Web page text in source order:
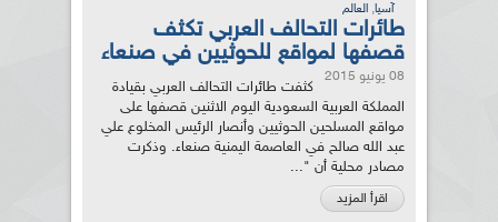
آسيا, العالم
طائرات التحالف العربي تكثف
قصفها لمواقع للحوثيين في صنعاء
08 يونيو 2015
كثفت طائرات التحالف العربي بقيادة
المملكة العربية السعودية اليوم الاثنين قصفها على
مواقع المسلحين الحوثيين وأنصار الرئيس المخلوع علي
عبد الله صالح في العاصمة اليمنية صنعاء. وذكرت
مصادر محلية أن "...
اقرأ المزيد